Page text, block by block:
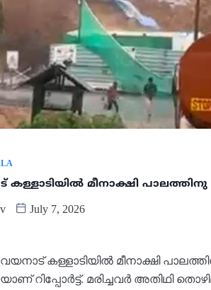
കള്ളാടിയിൽ മീനാക്ഷി പാലത്തിനു
July 7, 2026
വയനാട് കള്ളാടിയിൽ മീനാക്ഷി
റിപ്പോർട്ട്. മരിച്ചവർ അതിഥി